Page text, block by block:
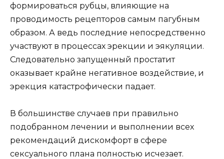
формироваться рубцы, влияющие на
проводимость рецепторов самым пагубным
образом. А ведь последние непосредственно
участвуют в процессах эрекции и эякуляции.
Следовательно запущенный простатит
оказывает крайне негативное воздействие, и
эрекция катастрофически падает.
В большинстве случаев при правильно
подобранном лечении и выполнении всех
рекомендаций дискомфорт в сфере
сексуального плана полностью исчезает.